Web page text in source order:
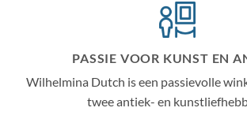
PASSIE VOOR KUNST EN
Wilhelmina Dutch is een passievolle
twee antiek- en